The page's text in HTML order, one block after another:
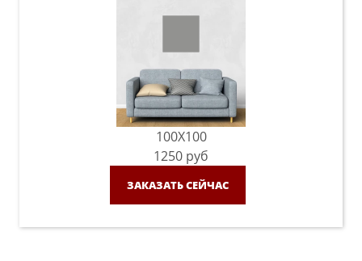
100X100
1250 руб
ЗАКАЗАТЬ СЕЙЧАС